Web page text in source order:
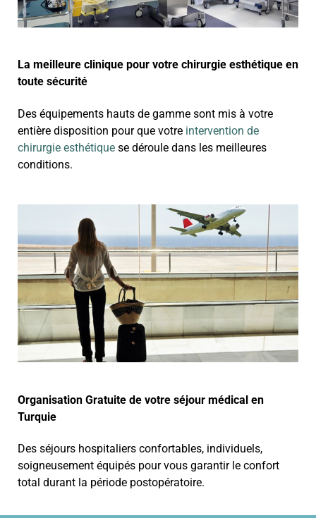
La meilleure clinique pour votre chirurgie esthétique en
toute sécurité
Des équipements hauts de gamme sont mis à votre
entière disposition pour que votre intervention de
chirurgie esthétique se déroule dans les meilleures
conditions.
Organisation Gratuite de votre séjour médical en
Turquie
Des séjours hospitaliers confortables, individuels,
soigneusement équipés pour vous garantir le confort
total durant la période postopératoire.